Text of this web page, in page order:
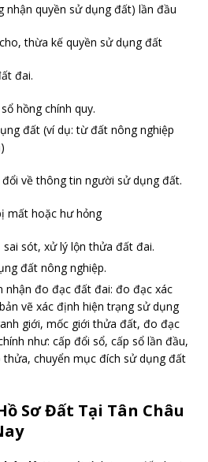
nhận quyền sử dụng đất) lần đầu
thừa kế quyền sử dụng đất
đai.
hồng chính quy.
đất (ví dụ: từ đất nông nghiệp
về thông tin người sử dụng đất.
mất hoặc hư hỏng
sót, xử lý lộn thửa đất đai.
đất nông nghiệp.
nhận đo đạc đất đai: đo đạc xác
vẽ xác định hiện trạng sử dụng
giới, mốc giới thửa đất, đo đạc
như: cấp đổi sổ, cấp sổ lần đầu,
chuyển mục đích sử dụng đất
Sơ Đất Tại Tân Châu